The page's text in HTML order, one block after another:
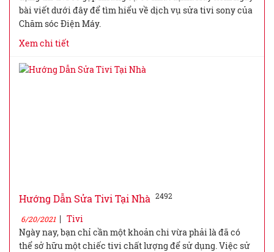
bài viết dưới đây để tìm hiểu về dịch vụ sửa tivi sony của
Chăm sóc Điện Máy.
Xem chi tiết
Hướng Dẫn Sửa Tivi Tại Nhà 2492
6/20/2021| Tivi
Ngày nay, bạn chỉ cần một khoản chi vừa phải là đã có
thể sở hữu một chiếc tivi chất lượng để sử dụng. Việc sử